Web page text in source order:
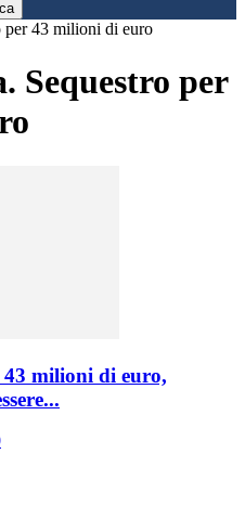
per 43 milioni di euro
Sequestro per
milioni di euro,